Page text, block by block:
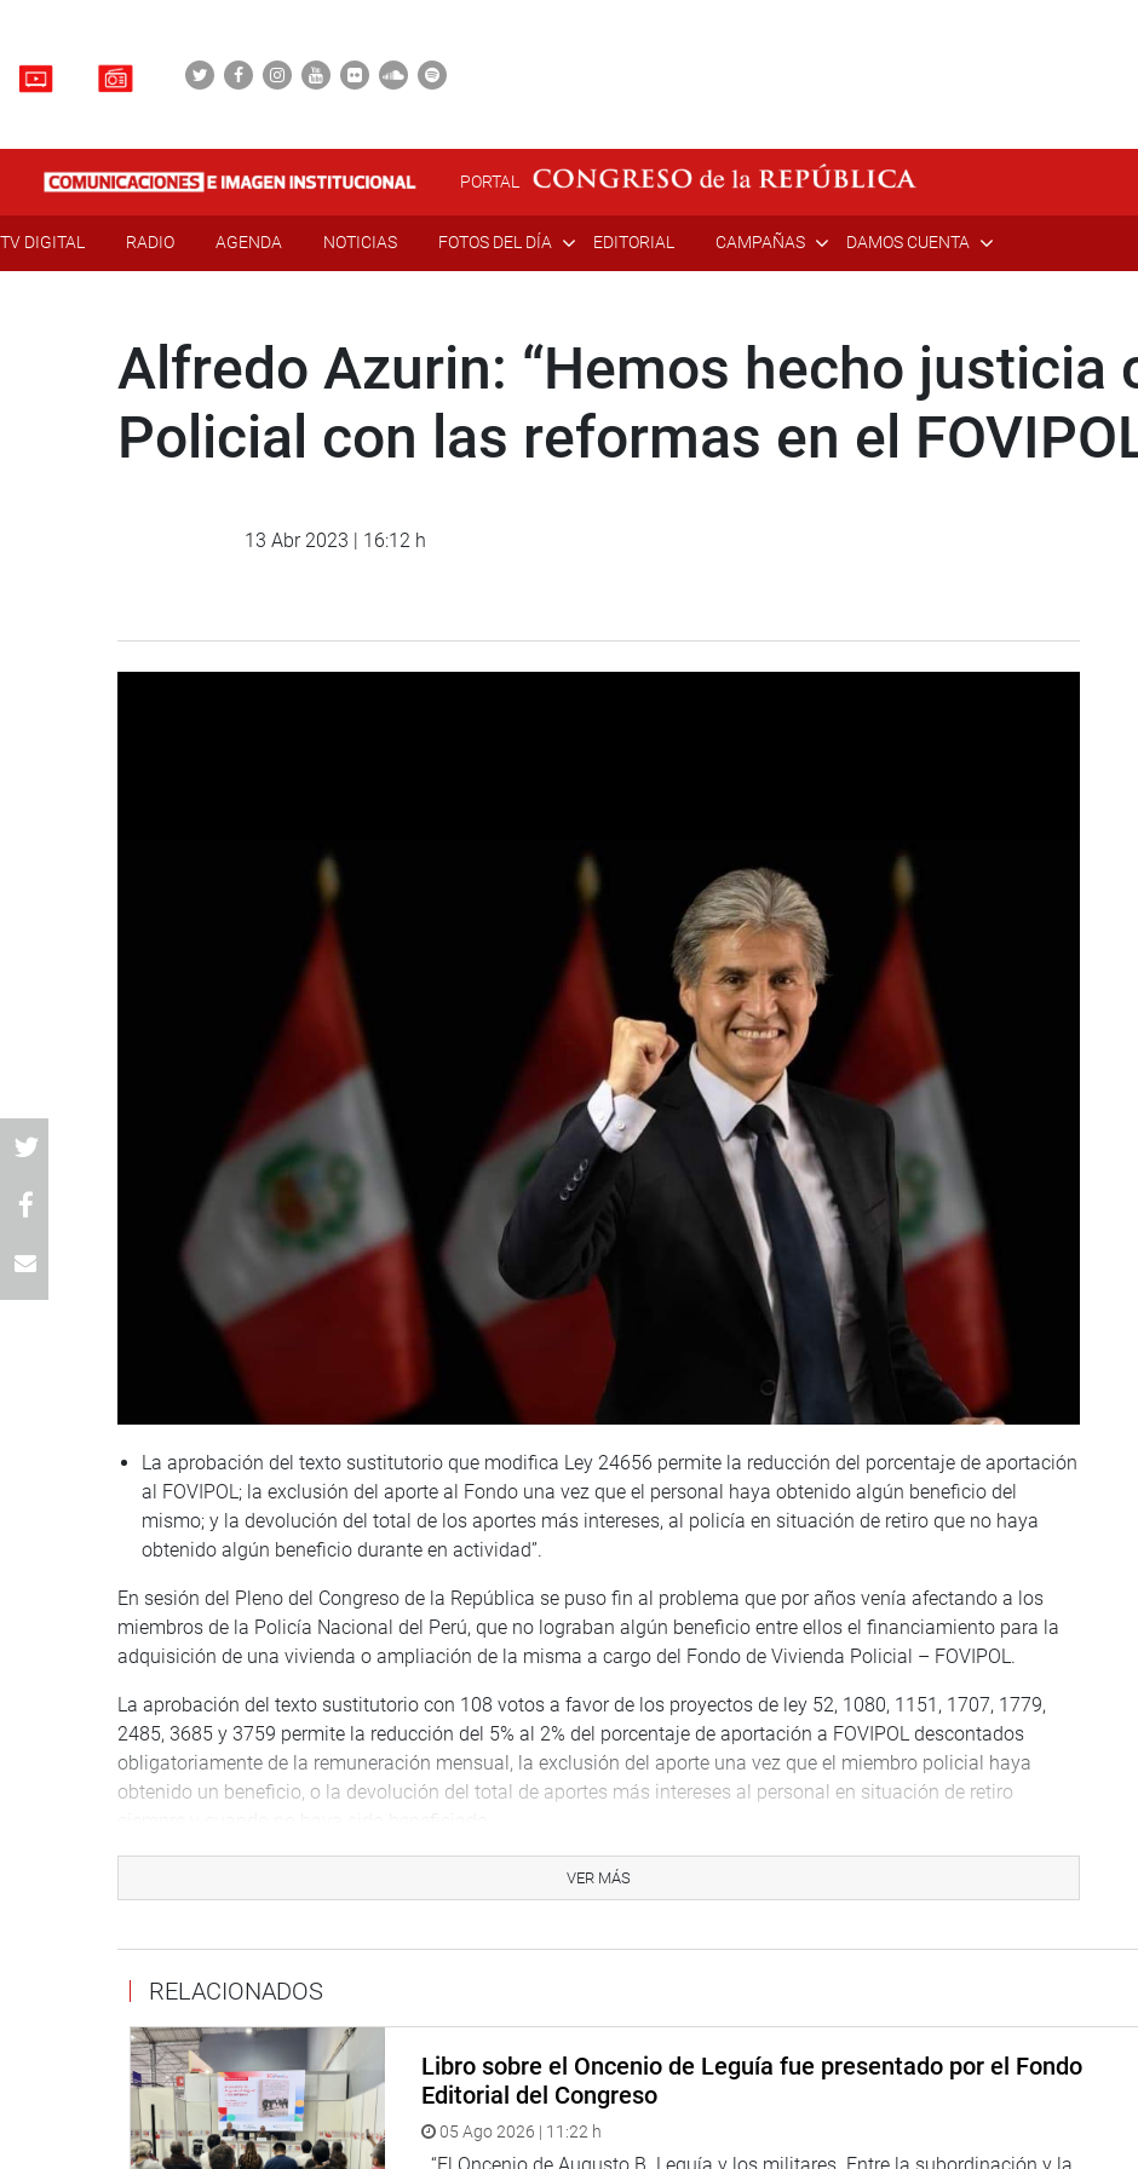
PORTAL
TV DIGITAL RADIO AGENDA NOTICIAS FOTOS DEL DÍA EDITORIAL CAMPAÑAS DAMOS CUENTA
Alfredo Azurin: “Hemos hecho justicia
Policial con las reformas en el
13 Abr 2023 | 16:12 h
La aprobación del texto sustitutorio que modifica Ley 24656 permite la reducción del porcentaje de aportación
al FOVIPOL; la exclusión del aporte al Fondo una vez que el personal haya obtenido algún beneficio del
mismo; y la devolución del total de los aportes más intereses, al policía en situación de retiro que no haya
obtenido algún beneficio durante en actividad”.
En sesión del Pleno del Congreso de la República se puso fin al problema que por años venía afectando a los
miembros de la Policía Nacional del Perú, que no lograban algún beneficio entre ellos el financiamiento para la
adquisición de una vivienda o ampliación de la misma a cargo del Fondo de Vivienda Policial – FOVIPOL.
La aprobación del texto sustitutorio con 108 votos a favor de los proyectos de ley 52, 1080, 1151, 1707, 1779,
2485, 3685 y 3759 permite la reducción del 5% al 2% del porcentaje de aportación a FOVIPOL descontados
obligatoriamente de la remuneración mensual, la exclusión del aporte una vez que el miembro policial haya
obtenido un beneficio, o la devolución del total de aportes más intereses al personal en situación de retiro
La acumulación de todas esas iniciativas legislativas finalmente logró modificar la Ley 24656, que crea en cada
institución de las Fuerzas Armadas y Fuerzas Policiales.
PROMOTOR
El congresista Alfredo Azurin Loayza presentó el 24 de agosto de 2021 el Proyecto de Ley 52/2021-CR poniendo
la primera piedra y en sendos debates la propuesta de solución al problema económico que afectaba al personal
policial desde hace varias décadas sin que nadie decida atender esta situación.
El parlamentario Alfredo Azurin Loayza, quien también formó parte de la Policía Nacional del Perú por más de 38
años, y que integró distintas unidades como la DIRANDRO, se puso como objetivo principal solucionar este
problema desde que ingresó al Congreso de la República al que se sumaron otras propuestas.
VER MÁS
RELACIONADOS
Libro sobre el Oncenio de Leguía fue presentado por el Fondo
Editorial del Congreso
05 Ago 2026 | 11:22 h